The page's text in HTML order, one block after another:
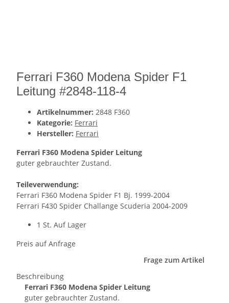
Ferrari F360 Modena Spider F1
Leitung #2848-118-4
Artikelnummer: 2848 F360
Kategorie: Ferrari
Hersteller: Ferrari
Ferrari F360 Modena Spider Leitung
guter gebrauchter Zustand.
Teileverwendung:
Ferrari F360 Modena Spider F1 Bj. 1999-2004
Ferrari F430 Spider Challange Scuderia 2004-2009
1 St. Auf Lager
Preis auf Anfrage
Frage zum Artikel
Beschreibung
Ferrari F360 Modena Spider Leitung
guter gebrauchter Zustand.